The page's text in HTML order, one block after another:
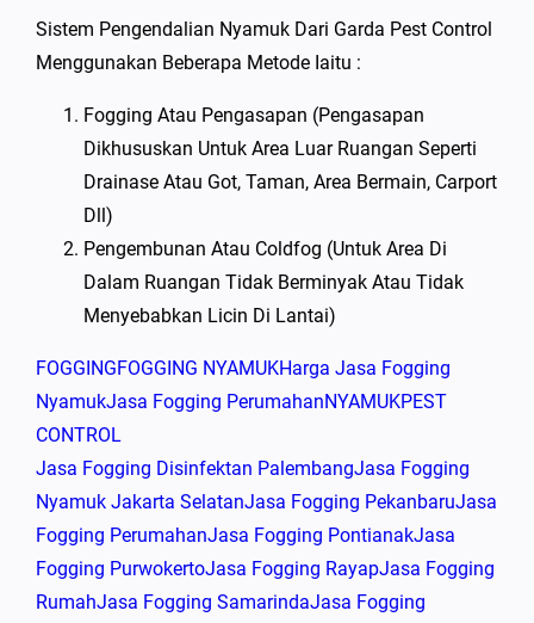
Sistem Pengendalian Nyamuk Dari Garda Pest Control
Menggunakan Beberapa Metode Iaitu :
Fogging Atau Pengasapan (pengasapan
Dikhususkan Untuk Area Luar Ruangan Seperti
Drainase Atau Got, Taman, Area Bermain, Carport
Dll)
Pengembunan Atau Coldfog (untuk Area Di
Dalam Ruangan Tidak Berminyak Atau Tidak
Menyebabkan Licin Di Lantai)
FOGGINGFOGGING NYAMUKHarga Jasa Fogging
NyamukJasa Fogging PerumahanNYAMUKPEST
CONTROL
Jasa Fogging Disinfektan PalembangJasa Fogging
Nyamuk Jakarta SelatanJasa Fogging PekanbaruJasa
Fogging PerumahanJasa Fogging PontianakJasa
Fogging PurwokertoJasa Fogging RayapJasa Fogging
RumahJasa Fogging SamarindaJasa Fogging